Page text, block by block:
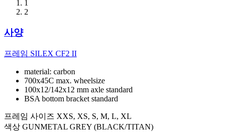
1
2
사양
프레임 SILEX CF2 II
material: carbon
700x45C max. wheelsize
100x12/142x12 mm axle standard
BSA bottom bracket standard
프레임 사이즈 XXS, XS, S, M, L, XL
색상 GUNMETAL GREY (BLACK/TITAN)